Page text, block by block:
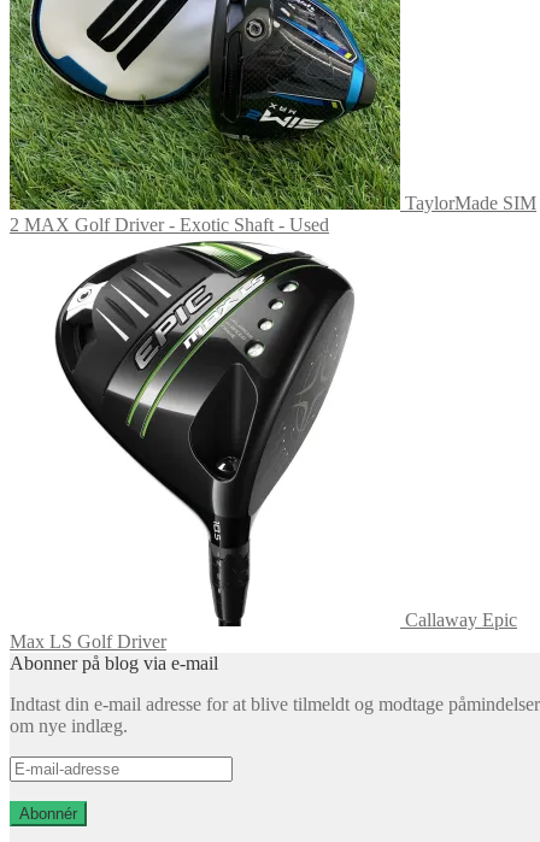
TaylorMade SIM
2 MAX Golf Driver - Exotic Shaft - Used
Callaway Epic
Max LS Golf Driver
Abonner på blog via e-mail
Indtast din e-mail adresse for at blive tilmeldt og modtage påmindelser
om nye indlæg.
E-
mail-
adresse
Abonnér